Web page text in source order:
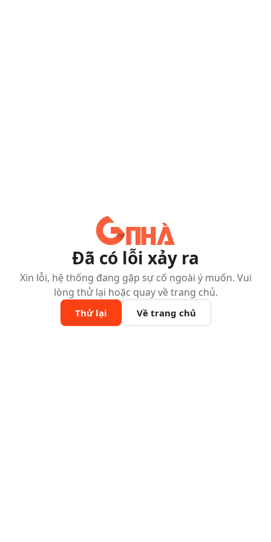
Đã có lỗi xảy ra
Xin lỗi, hệ thống đang gặp sự cố ngoài ý muốn. Vui
lòng thử lại hoặc quay về trang chủ.
Thử lại Về trang chủ